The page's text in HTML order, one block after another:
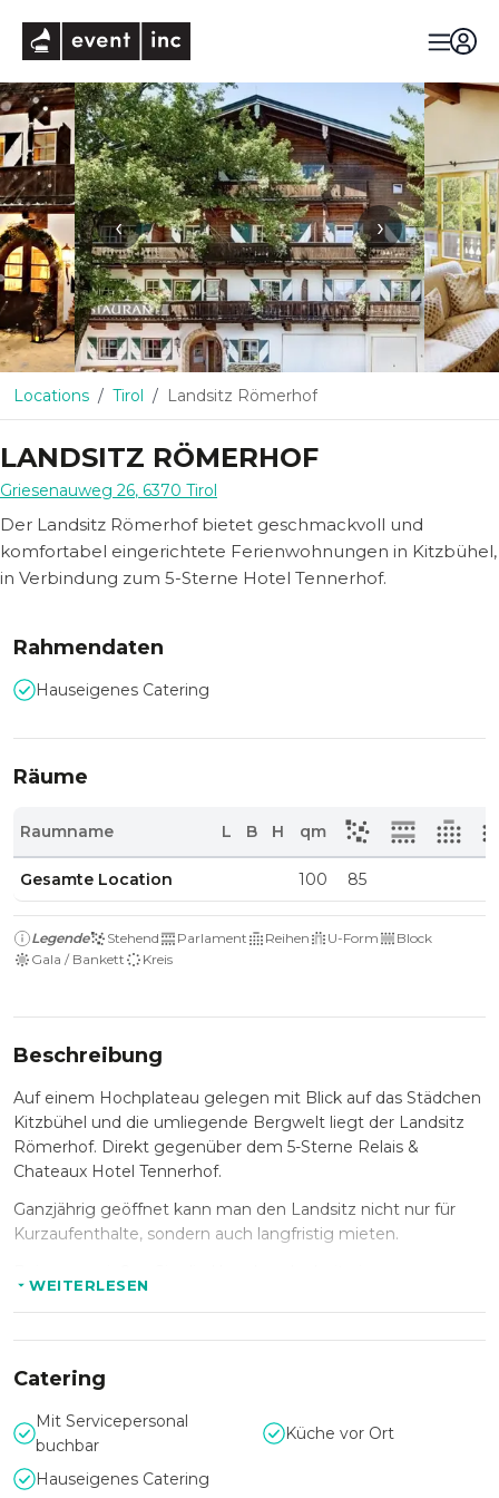
‹ ›
Locations Tirol Landsitz Römerhof
LANDSITZ RÖMERHOF
Griesenauweg 26, 6370 Tirol
Der Landsitz Römerhof bietet geschmackvoll und
komfortabel eingerichtete Ferienwohnungen in Kitzbühel,
in Verbindung zum 5-Sterne Hotel Tennerhof.
Rahmendaten
Hauseigenes Catering
Räume
Raumname L B H qm
Gesamte Location 100 85
Legende Stehend Parlament Reihen U-Form
Block
Gala / Bankett
Kreis
Beschreibung
Auf einem Hochplateau gelegen mit Blick auf das Städchen
Kitzbühel und die umliegende Bergwelt liegt der Landsitz
Römerhof. Direkt gegenüber dem 5-Sterne Relais &
Chateaux Hotel Tennerhof.
Ganzjährig geöffnet kann man den Landsitz nicht nur für
Kurzaufenthalte, sondern auch langfristig mieten.
Ferienwohnung und den Service eines Hotels. Unsere
Komfort und gemütlicher Wohlfühlatmosphäre.
Erleben Sie einen unvergesslichen Urlaub in Tirol in unseren
atemberaubende Landschaft der Alpen, sind sportlich aktiv
oder lassen Sie einfach Ihre Seele baumeln.
WEITERLESEN
Catering
Mit Servicepersonal
buchbar
Küche vor Ort
Hauseigenes Catering